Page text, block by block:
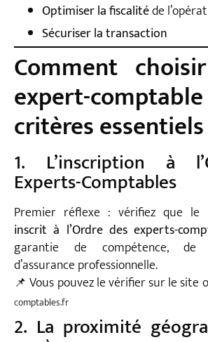
Optimiser la fiscalitéde
Sécuriser la transaction
Comment
expert-
critères essentiels
1. L’inscription à
Experts-Comptables
Premier réflexe : vérifiez que le
inscrit à l’Ordre des experts-
garantie de compétence, de
d’assurance professionnelle.
📌 Vous pouvez le vérifier sur le site
comptables.fr
2. La proximité